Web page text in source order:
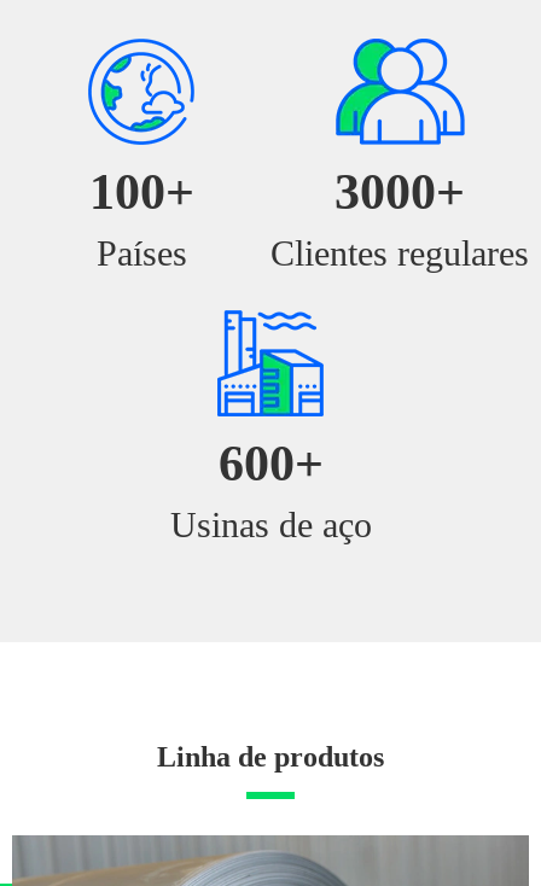
100+
Países
3000+
Clientes regulares
600+
Usinas de aço
Linha de produtos